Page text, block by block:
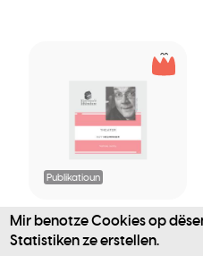
Publikatioun
Guy Helminger:
Theater
Mir benotze Cookies op
Statistiken ze erstellen.